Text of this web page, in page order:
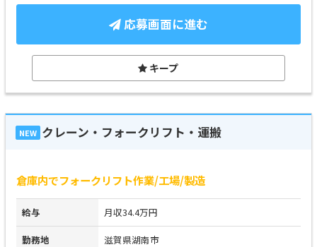
応募画面に進む
キープ
NEW クレーン・フォークリフト・運搬
倉庫内でフォークリフト作業/工場/製造
給与 月収34.4万円
勤務地 滋賀県湖南市